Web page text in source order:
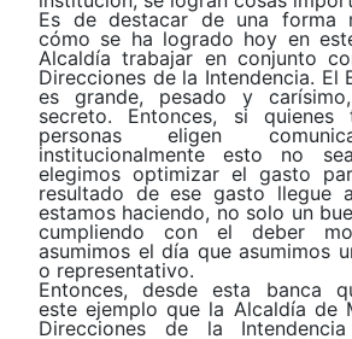
Es de destacar de una forma
cómo se ha logrado hoy en
Alcaldía trabajar en conjunto
Direcciones de la Intendencia. El
es grande, pesado y
secreto. Entonces, si
personas eligen
institucionalmente esto no
elegimos optimizar el gasto
resultado de ese gasto llegue
estamos haciendo, no solo un
cumpliendo con el deber
asumimos el día que asumimos
o representativo.
Entonces, desde esta banca
este ejemplo que la Alcaldía de
Direcciones de la Intendencia